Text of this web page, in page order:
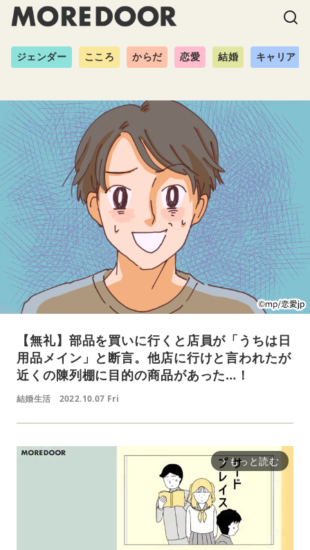
ジェンダー こころ からだ 恋愛 結婚 キャリア
【無礼】部品を買いに行くと店員が「うちは日
用品メイン」と断言。他店に行けと言われたが
近くの陳列棚に目的の商品があった…！
結婚生活 2022.10.07 Fri
arrow_forward_ios もっと読む